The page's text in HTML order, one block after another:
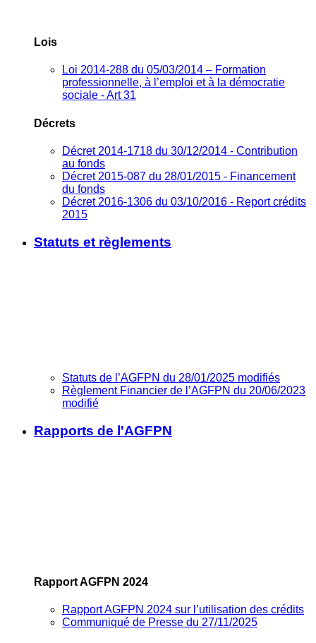
Lois
Loi 2014-288 du 05/03/2014 – Formation
professionnelle, à l’emploi et à la démocratie
sociale - Art 31
Décrets
Décret 2014-1718 du 30/12/2014 - Contribution
au fonds
Décret 2015-087 du 28/01/2015 - Financement
du fonds
Décret 2016-1306 du 03/10/2016 - Report crédits
2015
Statuts et règlements
Statuts de l’AGFPN du 28/01/2025 modifiés
Règlement Financier de l’AGFPN du 20/06/2023
modifié
Rapports de l'AGFPN
Rapport AGFPN 2024
Rapport AGFPN 2024 sur l’utilisation des crédits
Communiqué de Presse du 27/11/2025